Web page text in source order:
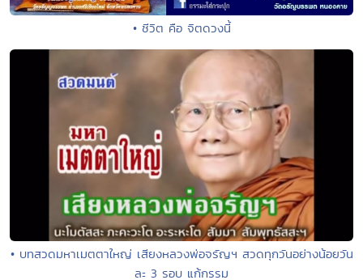
• ชีวิต คือ จิตดวงนี้
• บทสวดมหาเมตตาใหญ่ เสียงหลวงพ่อจรัญฯ สวดทุกวันอย่างน้อยวัน
ละ 3 รอบ แก้กรรม